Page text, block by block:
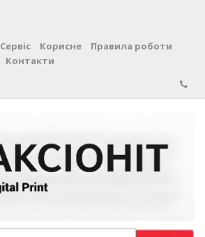
Сервіс Корисне
Правила роботи
Контакти